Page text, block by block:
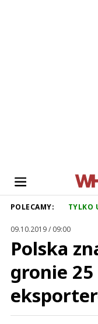
POLECAMY: TYLKO
09.10.2019 / 09:00
Polska
gronie